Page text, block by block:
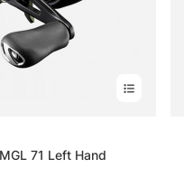
71 Left Hand